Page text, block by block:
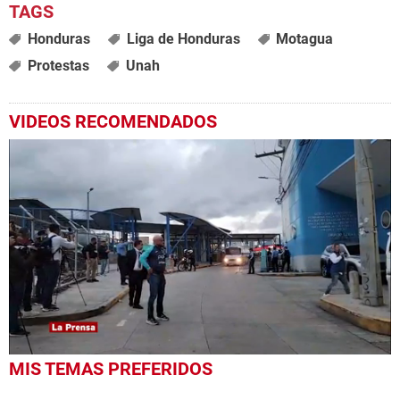
Honduras Liga de Honduras
Motagua
Protestas
Unah
VIDEOS RECOMENDADOS
0
seconds
MIS TEMAS PREFERIDOS